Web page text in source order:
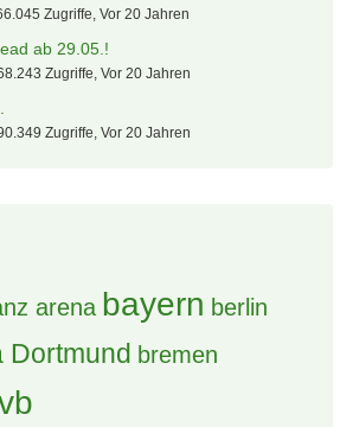
Zugriffe, Vor 20 Jahren
ab 29.05.!
Zugriffe, Vor 20 Jahren
Zugriffe, Vor 20 Jahren
arena bayern berlin
Dortmund bremen